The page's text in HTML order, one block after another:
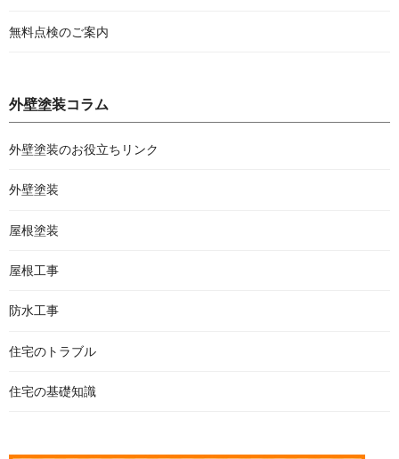
無料点検のご案内
外壁塗装コラム
外壁塗装のお役立ちリンク
外壁塗装
屋根塗装
屋根工事
防水工事
住宅のトラブル
住宅の基礎知識